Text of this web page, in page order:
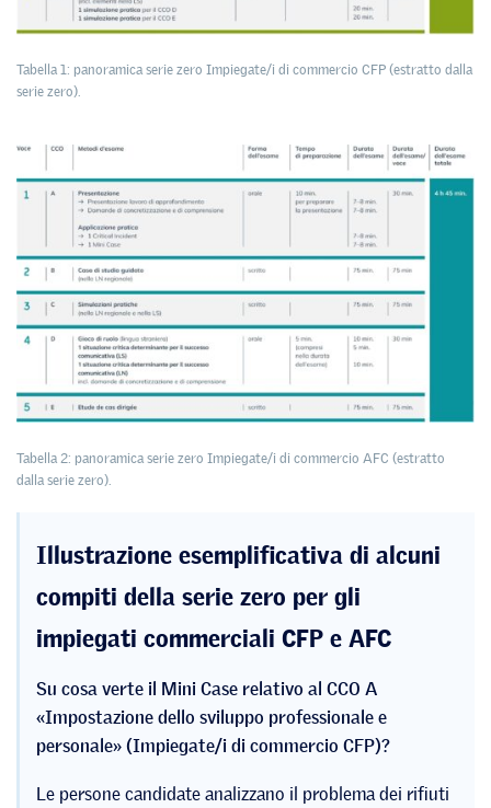
Tabella 1: panoramica serie zero Impiegate/i di commercio CFP (estratto dalla
serie zero).
Tabella 2: panoramica serie zero Impiegate/i di commercio AFC (estratto
dalla serie zero).
Illustrazione esemplificativa di alcuni
compiti della serie zero per gli
impiegati commerciali CFP e AFC
Su cosa verte il Mini Case relativo al CCO A
«Impostazione dello sviluppo professionale e
personale» (Impiegate/i di commercio CFP)?
Le persone candidate analizzano il problema dei rifiuti